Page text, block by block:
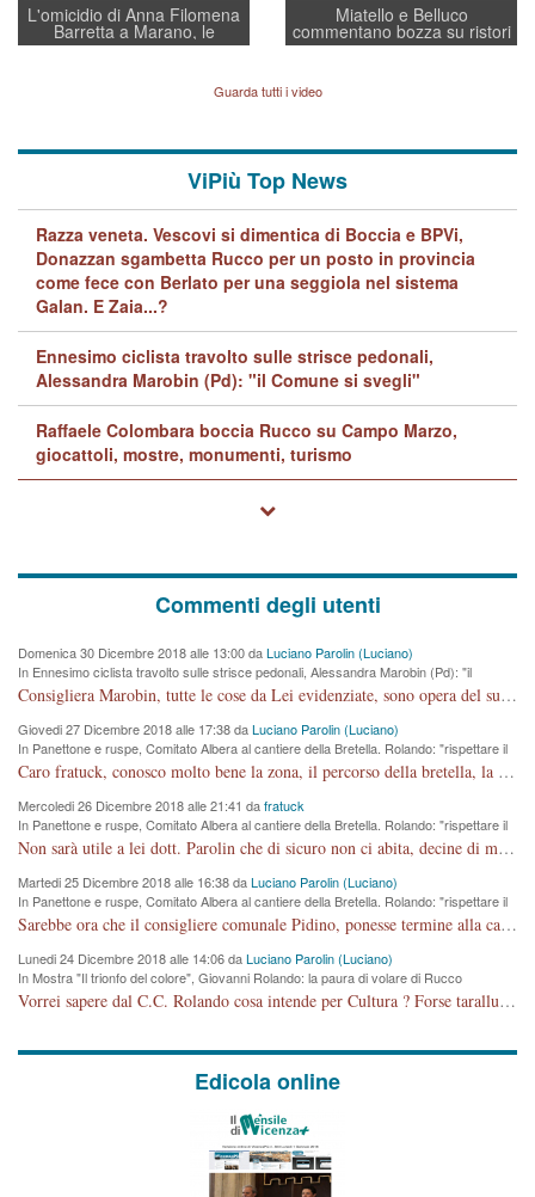
L'omicidio di Anna Filomena
Barretta a Marano, le
indagini dei carabinieri di
quelle di... Barbara D'Urso
Miatello e Belluco
commentano bozza su ristori
BPVi e Veneto Banca
Guarda tutti i video
ViPiù Top News
Razza veneta. Vescovi si dimentica di Boccia e BPVi,
Donazzan sgambetta Rucco per un posto in provincia
come fece con Berlato per una seggiola nel sistema
Galan. E Zaia...?
Ennesimo ciclista travolto sulle strisce pedonali,
Alessandra Marobin (Pd): "il Comune si svegli"
Raffaele Colombara boccia Rucco su Campo Marzo,
giocattoli, mostre, monumenti, turismo
Commenti degli utenti
Domenica 30 Dicembre 2018 alle 13:00 daLuciano Parolin (Luciano)
In Ennesimo ciclista travolto sulle strisce pedonali, Alessandra Marobin (Pd): "il
Comune si svegli"
Consigliera Marobin, tutte le cose da Lei evidenziate, sono opera del suo ex Assessore e compagno di Partito Antonio Marco Dalla Pozza Assessore alla "progettazione" di piste ciclabili e altre porcherie. A lui manderei il conto da saldare per incidenti e danni alle persone. E' ora che "finiamola." Avete perso rassegnatevi. qui IL SINDACO RUCCO NON C'ENTRA PER NIENTE. CAPITO!!!!!!!! Amen.
Giovedi 27 Dicembre 2018 alle 17:38 daLuciano Parolin (Luciano)
In Panettone e ruspe, Comitato Albera al cantiere della Bretella. Rolando: "rispettare il
cronoprogramma"
Caro fratuck, conosco molto bene la zona, il percorso della bretella, la situazione dei cittadini, abito in Viale Trento. A partire dal 2003 ho partecipato al Comitato di Maddalene pro bretella, e a riunioni propositive per apportare modifiche al progetto. Numerose mie foto del territorio sono arrivate a Roma, altri miei interventi (non graditi dalla Sx) sono stati pubblicati dal GdV, assieme ad altri come Ciro Asproso, ora favorevole alla bretella. Ho partecipato alla raccolta firme per la chiusura della strada x 5 giorni eseguita dal Sindaco Hullwech per sforamento 180 Micro/g. Pertanto come impegno per la tematica sono apposto con la coscienza. Ora il Progetto è partito, fine! Voglio dire che la nuova Giunta "comunale" non c'entra più. L'opera sarà "malauguratamente" eseguita, ma non con il mio placet. Il Consigliere Comunale dovrebbe capire che la campagna elettorale è finita, con buona pace di tutti. Quello che invece dovrebbe interessare è la proprietà della strada, dall'uscita autostradale Ovest, sino alla Rotatoria dell'Albara, vi sono tre possessori: Autostrade SpA; La Provincia, il Comune. Come la mettiamo per il futuro ? I costi, da 50 sono saliti a 100 milioni di € come dire 20 milioni a KM (!) da non credere. Comunque si farà. Ma nessuno canti Vittoria, anzi meglio non farne un ulteriore fatto "partitico" per questioni elettorali o di seggio. Se mi manda la sua mail, sono disponibile ad inviare i documenti e le foto sopra descritte. Con ossequi, Luciano Parolin
Mercoledi 26 Dicembre 2018 alle 21:41 dafratuck
In Panettone e ruspe, Comitato Albera al cantiere della Bretella. Rolando: "rispettare il
cronoprogramma"
Non sarà utile a lei dott. Parolin che di sicuro non ci abita, decine di migliaia di TIR, automobili e padroncini che passano quotidianamente per una strada appena rotabile, non è più possibile stendere i panni, attraversare la strada senza rischiare la morte, le case stanno crepando, i tempi sono cambiati e la bretella non passerà assolutamente per maddalene (ma cosa sta a dire?!), dia invece responsabilità a chi ha costruito tagliando la strada che doveva invece terminare a isola vicentina e non al moracchino lasciando Motta di Costabissara ancora in panne di traffico. I tempi sono cambiati dottore e se l'anagrafe della vita stagna nell'essere umano impressioni conservatrici, la società non le considera perchè va avanti, si industrializza e ha bisogno di infrastrutture e di sviluppo. Ultima considerazione, se è geloso di Rolando perchè vede in lui solo campagne politiche mentre si difendono i SOLI diritti dei cittadini, la preghiamo faccia considerazioni più appropriate. Saluti e complimenti per i suoi scritti.
Martedi 25 Dicembre 2018 alle 16:38 daLuciano Parolin (Luciano)
In Panettone e ruspe, Comitato Albera al cantiere della Bretella. Rolando: "rispettare il
cronoprogramma"
Sarebbe ora che il consigliere comunale Pidino, ponesse termine alla campagna elettorale nel territorio del suo seggio Villaggio del Sole. La tiraca è iniziata, distruggerà 6 km di prateria ovest della città, ricca di fonti e sorgenti d'acqua. I cittadini di Maddalene non avranno più Pace la notte. Molta colpa per la costruzione di questa Strada è proprio del signor Rolando,dei suoi gazebo mobili e che vuol far passare questa opera VANDALICA come progetto "utile" a chi ? Non è cosa seria sig. Rolando!
Lunedi 24 Dicembre 2018 alle 14:06 daLuciano Parolin (Luciano)
In Mostra "Il trionfo del colore", Giovanni Rolando: la paura di volare di Rucco
Vorrei sapere dal C.C. Rolando cosa intende per Cultura ? Forse tarallucci, vino e sagre, o spaghetti tricolori del PD ? Il continuo (s)parlare della mostra a Palazzo Chiericati caro consigliere DANNEGGIA FORTEMENTE l'immagine della città TUTTA e fa deviare i consensi che in RUSSIA (badi bene ex U.R.S.S.) sono ECCELLENTI. A livello artistico l'evento è di alta Valenza culturale, COMPITO di Tutta la Cittadinanza fare il possibile per propagandare l'iniziativa senza farne UN CASO PARTITICO come fa Lei da sempre. Meno Gazebo + Partecipazione! E così sia. Amen.
Edicola online